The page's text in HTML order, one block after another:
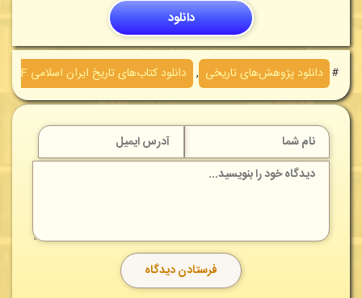
دانلود
＃ دانلود پژوهش‌های تاريخی , دانلود کتاب‌های تاريخ ايران اسلامی PDF